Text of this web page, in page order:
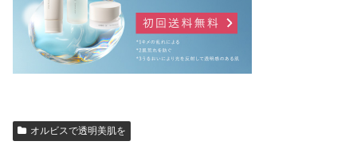
オルビスで透明美肌を